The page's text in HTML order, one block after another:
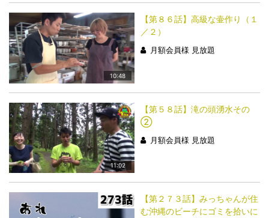
10:48
【第８６話】高級な壷作り（１
／２）
月額会員様 見放題
11:02
【第５８話】滝の頭湧水その
②
月額会員様 見放題
【第２７３話】みっちゃんが住
む沖縄のビーチにゴミを拾いに